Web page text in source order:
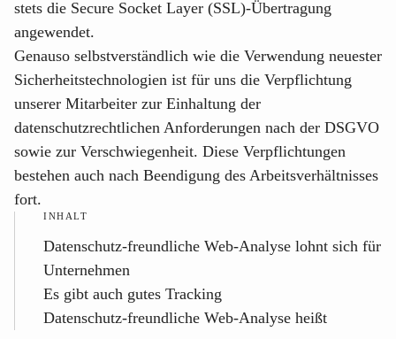
stets die Secure Socket Layer (SSL)-Übertragung
angewendet.
Genauso selbstverständlich wie die Verwendung neuester
Sicherheitstechnologien ist für uns die Verpflichtung
unserer Mitarbeiter zur Einhaltung der
datenschutzrechtlichen Anforderungen nach der DSGVO
sowie zur Verschwiegenheit. Diese Verpflichtungen
bestehen auch nach Beendigung des Arbeitsverhältnisses
fort.
INHALT
Datenschutz-freundliche Web-Analyse lohnt sich für
Unternehmen
Es gibt auch gutes Tracking
Datenschutz-freundliche Web-Analyse heißt